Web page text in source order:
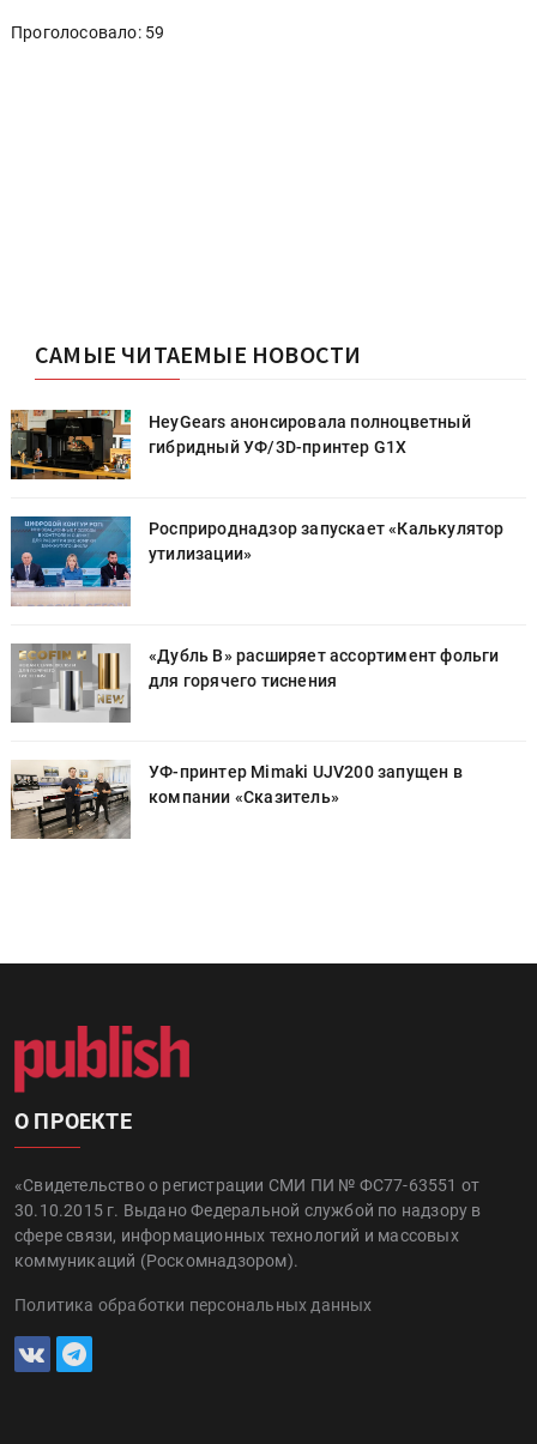
Проголосовало: 59
САМЫЕ ЧИТАЕМЫЕ НОВОСТИ
HeyGears анонсировала полноцветный
гибридный УФ/3D-принтер G1X
Росприроднадзор запускает «Калькулятор
утилизации»
«Дубль В» расширяет ассортимент фольги
для горячего тиснения
УФ-принтер Mimaki UJV200 запущен в
компании «Сказитель»
О ПРОЕКТЕ
«Свидетельство о регистрации СМИ ПИ № ФС77-63551 от
30.10.2015 г. Выдано Федеральной службой по надзору в
сфере связи, информационных технологий и массовых
коммуникаций (Роскомнадзором).
Политика обработки персональных данных